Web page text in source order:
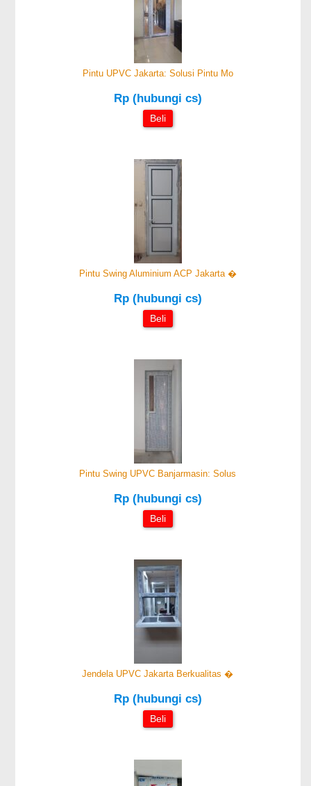
Pintu UPVC Jakarta: Solusi Pintu Mo
Rp (hubungi cs)
Beli
Pintu Swing Aluminium ACP Jakarta �
Rp (hubungi cs)
Beli
Pintu Swing UPVC Banjarmasin: Solus
Rp (hubungi cs)
Beli
Jendela UPVC Jakarta Berkualitas �
Rp (hubungi cs)
Beli